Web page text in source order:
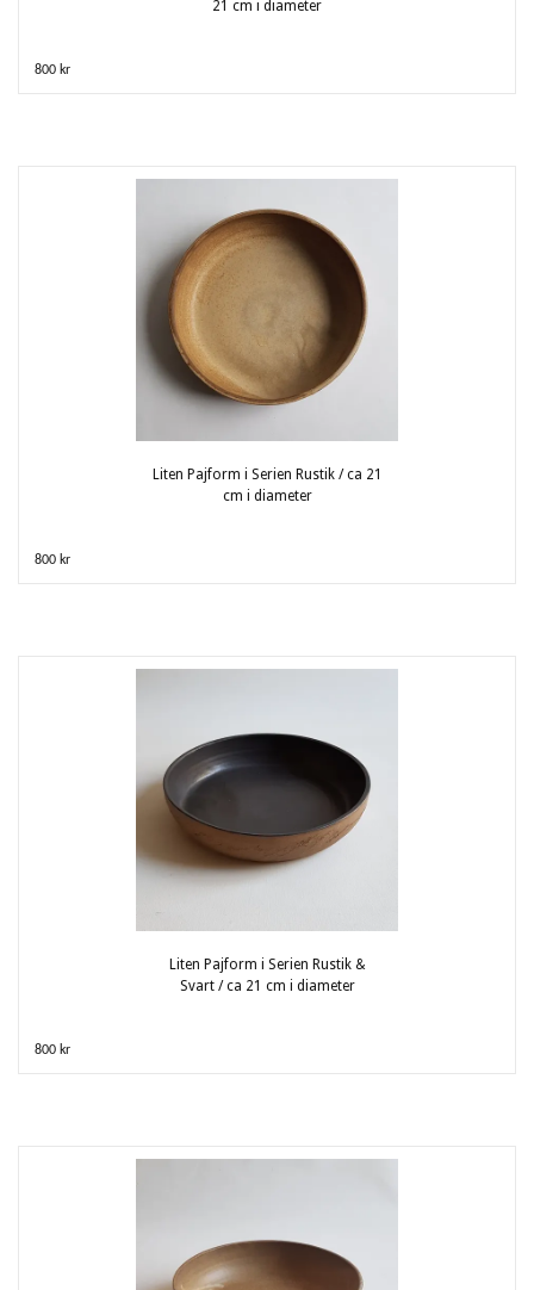
21 cm i diameter
800 kr
Liten Pajform i Serien Rustik / ca 21
cm i diameter
800 kr
Liten Pajform i Serien Rustik &
Svart / ca 21 cm i diameter
800 kr